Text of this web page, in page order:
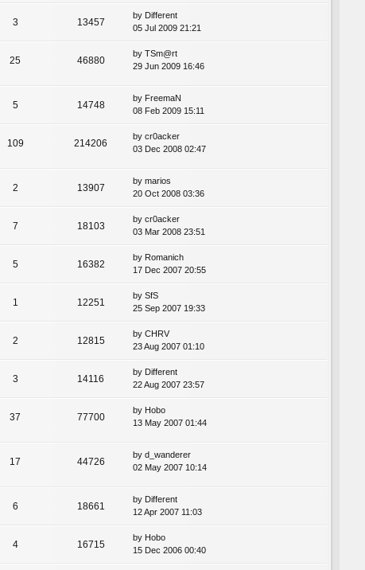
3 13457
by Different
05 Jul 2009 21:21
25 46880
by TSm@rt
29 Jun 2009 16:46
5 14748
by FreemaN
08 Feb 2009 15:11
109 214206
by cr0acker
03 Dec 2008 02:47
2 13907
by marios
20 Oct 2008 03:36
7 18103
by cr0acker
03 Mar 2008 23:51
5 16382
by Romanich
17 Dec 2007 20:55
1 12251
by SfS
25 Sep 2007 19:33
2 12815
by CHRV
23 Aug 2007 01:10
3 14116
by Different
22 Aug 2007 23:57
37 77700
by Hobo
13 May 2007 01:44
17 44726
by d_wanderer
02 May 2007 10:14
6 18661
by Different
12 Apr 2007 11:03
4 16715
by Hobo
15 Dec 2006 00:40